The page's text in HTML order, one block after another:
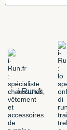
i-Run.fr